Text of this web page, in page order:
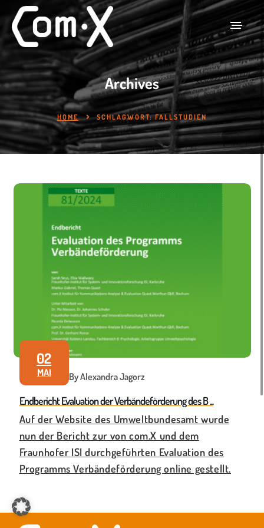
Archives
HOME SCHLAGWORT:FALLSTUDIEN
02
MAI By Alexandra Jagorz
Endbericht Evaluation der Verbändeförderung des B ...
Auf der Website des Umweltbundesamt wurde
nun der Bericht zur von com.X und dem
Fraunhofer ISI durchgeführten Evaluation des
Programms Verbändeförderung online gestellt.